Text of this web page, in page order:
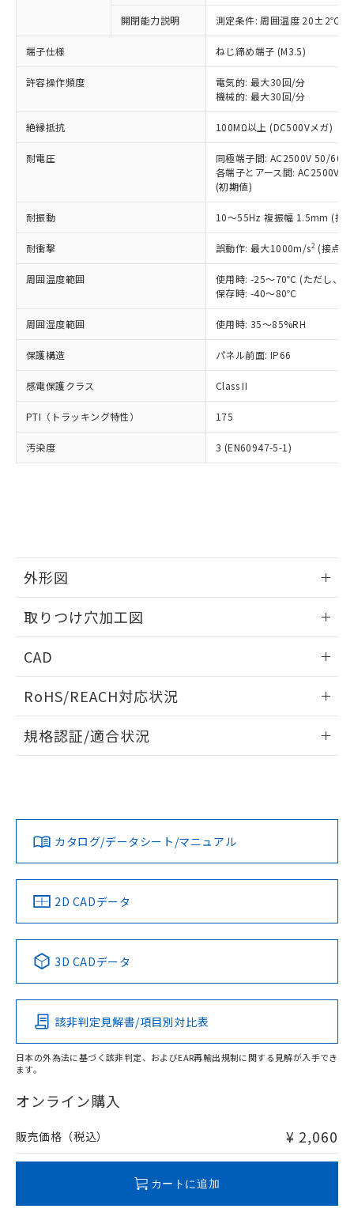
開閉能力説明 測定条件: 周囲温度 20±2℃、
端子仕様 ねじ締め端子 (M3.5)
許容操作頻度
電気的: 最大30回/分
機械的: 最大30回/分
絶縁抵抗 100MΩ以上 (DC500Vメガ)
耐電圧
同極端子間: AC2500V 50/
各端子とアース間: AC2500V
(初期値)
耐振動 10～55Hz 複振幅 1.5mm (接
耐衝撃 誤動作: 最大1000m/s2 (接点
周囲温度範囲
使用時: -25～70℃ (ただし、氷
保存時: -40～80℃
周囲湿度範囲 使用時: 35～85%RH
保護構造 パネル前面: IP66
感電保護クラス Class II
PTI（トラッキング特性） 175
汚染度 3 (EN60947-5-1)
外形図
取りつけ穴加工図
CAD
ドすることができます。
ログイン/会員登録
ダウンロードデータをご利用いただく前に、以下を必ずお読
みください。
ソフトウェアの使用条件
RoHS/REACH対応状況
EU RoHS 注意事項・凡例
対応済み
中国 RoHS 注意事項・凡例
Pb Hg Cd Cr(VI)
O
在庫等で未対応品が混在する可能性があります。
問い合わせください。
規格認証/適合状況
カタログ/データシート/マニュアル
2D CADデータ
3D CADデータ
該非判定見解書/項目別対比表
日本の外為法に基づく該非判定、およびEAR再輸出規制に関する見解が入手でき
ます。
オンライン購入
販売価格（税込） ¥ 2,060
カートに追加
以下の条件をお読みいただき、同意のうえ
ご利用ください。
本サービスは、当社制御機器事業取扱
商品の当社在庫状況および標準価格
当社制御機器事業取扱商品の中には、
本サービスの対象外となる商品もある
ことをご了承ください。
在庫状況および標準価格照会結果は、
記載している更新日時点での社内デー
タに基づき作成されるものであり、閲
覧された時点での実際の在庫および標
準価格とは異なる場合があることをご
正式な納期状況および標準価格はお客
様のお取引先、またはお客様担当のオ
ムロン制御機器販売店・当社販売員に
オムロン制御機器販売店や当社販売拠
販売ネットワーク
」をご確認
ください。
在庫状況および標準価格結果を当社の
事前の承諾なく第三者に漏洩または開
マイパーツ機能（部品リスト作成サー
および当社の共同利用者が、当社の製
※当社の共同利用者とは、
の共同利用に関して"
の「1.共同利
対応予定なし：EU RoHS指令（10物質）の
非含有に非対応の商品で、対応品を出す予
定はありません。
調査・確認中：EU RoHS指令（10物質）の
非含有の対応状況を調査中または確認中の
非該当品：ライセンス料など無形物で、有
害物質有無と関係のない商品です。
いたものが、含有品と判明した場合などや
むを得ず変更することがあります。
六価クロム(Cr(Ⅵ)) 1000ppm以下、ポリ臭化ビフェニル
類(PBB) 1000ppm以下、ポリ臭化ジフェニルエーテル類
(PBDE) 1000ppm以下、フタル酸ビス(2-エチルヘキシ
ル) (DEHP)(別名：DOP) 1000ppm以下、フタル酸ブチ
ルベンジル（BBP） 1000ppm以下、フタル酸ジブチル
（DBP） 1000ppm以下、フタル酸ジイソブチル
(DIBP) 1000ppm以下
フタル酸エステル類の４物質については閾値を超える意
図的な使用がないことを確認しています。
※2 対応予定月
部品在庫の切り替え状況などにより、予定
月が前後することがあります。
とができます。
EU RoHS指令（10物質）の非含有証明書
ものではありません。
また、RoHS指令のフタル酸エステル類４
物質の対応では、対応完了までの期間は出
荷製品に未対応品が混在することから備考
欄に対応日を記載しておりました。
※1 中国RoHS○×表
「○」：最大均質材料含有率が中国RoHSの
基準値以下であることを示します。
「×」：最大均質材料含有率が中国RoHSの
基準値を超えていることを示します。
「－」：未確認です。当社販売部門へお問
*中国RoHS10物質の基準値 (GB/T26572)：
Pb(鉛) :1000ppm、 Hg(水銀) : 1000ppm、 Cd(カドミウ
Cr(Ⅵ)(六価クロム) : 1000ppm、 PBBs(ポリ臭化ビフェ
ニル類) : 1000ppm、 PBDEs(ポリ臭化ジフェニルエーテ
DBP(フタル酸ジブチル) : 1000ppm、 DIBP(フタル酸ジ
イソブチル) : 1000ppm、 BBP(フタル酸ブチルベンジ
ル) : 1000ppm、
DEHP(フタル酸ビス(2-エチルヘキシル)) : 1000ppm
※2 環境保護使用期限
「ｅ」：有害物質（10物質）のすべてが基
準値以下であることを示します。
「10」：通常の使用状況下において有害物
質が外部に漏えいし、環境に深刻な影響を
当社は、これら貴社製品のうち、外国
為替および外国貿易法に定める商品
（以下｢規制貨物等」という）を輸出
または国外への提供する場合は、日本
国政府の輸出許可(または役務取引許
可)を取得するなどの必要な手続きを
当社は規制貨物を破棄する場合は、完
全に破砕するなど、違法に輸出されな
いよう必要な手段を講じます。
ル、化学兵器、生物兵器またはその他
武器並びにこれらの製造装置等に一切
使用いたしません。
当社は、貴社製品を第三者に販売する
場合は、上記1、2および3の内容を当
該第三者に通知します。また当社は、
販売先および販売に係わる関係者が違
法に輸出するおそれがある場合は、取
○ 一定数以上の在庫あり
一定数には満たないが在庫あり
在庫なし(最新の在庫状況につ
いては、お客様のお取引先、ま
たはお客様担当のオムロン制御
機器販売店・当社販売員にご確
認ください)
受注生産機種、また在庫状況の